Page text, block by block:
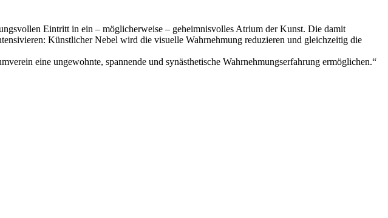
Eintritt in ein – möglicherweise – geheimnisvolles Atrium der Kunst. Die damit
Künstlicher Nebel wird die visuelle Wahrnehmung reduzieren und gleichzeitig die
eine ungewohnte, spannende und synästhetische Wahrnehmungserfahrung ermöglichen.“